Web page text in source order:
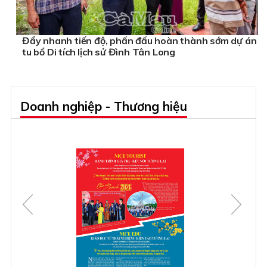
Đẩy nhanh tiến độ, phấn đấu hoàn thành sớm dự án
tu bổ Di tích lịch sử Đình Tân Long
Doanh nghiệp - Thương hiệu